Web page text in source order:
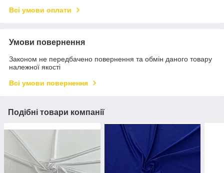
Всі умови оплати
Умови повернення
Законом не передбачено повернення та обмін даного товару
належної якості
Всі умови повернення
Подібні товари компанії